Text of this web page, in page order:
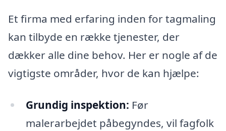
Et firma med erfaring inden for tagmaling
kan tilbyde en række tjenester, der
dækker alle dine behov. Her er nogle af de
vigtigste områder, hvor de kan hjælpe:
Grundig inspektion: Før
malerarbejdet påbegyndes, vil fagfolk